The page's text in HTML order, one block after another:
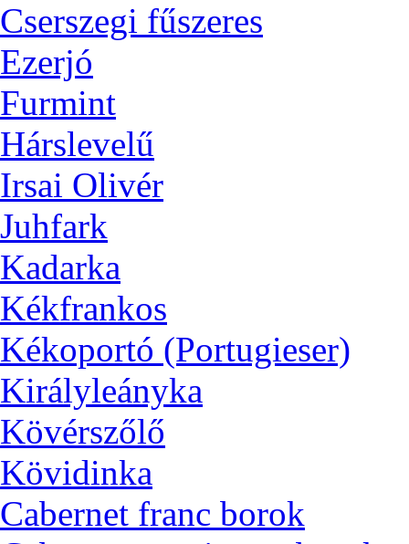
Cserszegi fűszeres
Ezerjó
Furmint
Hárslevelű
Irsai Olivér
Juhfark
Kadarka
Kékfrankos
Kékoportó (Portugieser)
Királyleányka
Kövérszőlő
Kövidinka
Cabernet franc borok